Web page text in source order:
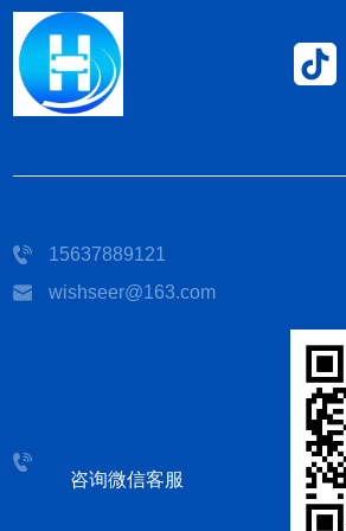
15637889121
wishseer@163.com
咨询微信客服